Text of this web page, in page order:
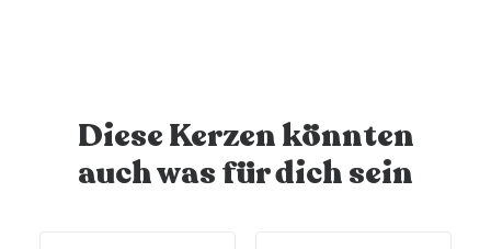
Diese Kerzen könnten
auch was für dich sein